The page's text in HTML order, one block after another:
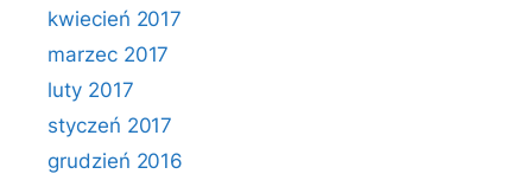
kwiecień 2017
marzec 2017
luty 2017
styczeń 2017
grudzień 2016